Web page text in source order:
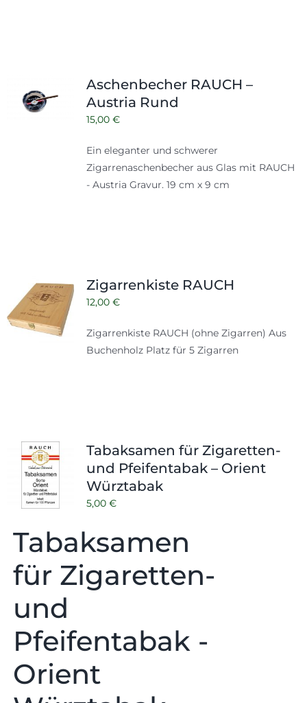
Aschenbecher RAUCH –
Austria Rund
15,00 €
Ein eleganter und schwerer
Zigarrenaschenbecher aus Glas mit RAUCH
- Austria Gravur. 19 cm x 9 cm
Zigarrenkiste RAUCH
12,00 €
Zigarrenkiste RAUCH (ohne Zigarren) Aus
Buchenholz Platz für 5 Zigarren
Tabaksamen für Zigaretten-
und Pfeifentabak – Orient
Würztabak
5,00 €
Tabaksamen
für Zigaretten-
und
Pfeifentabak -
Orient